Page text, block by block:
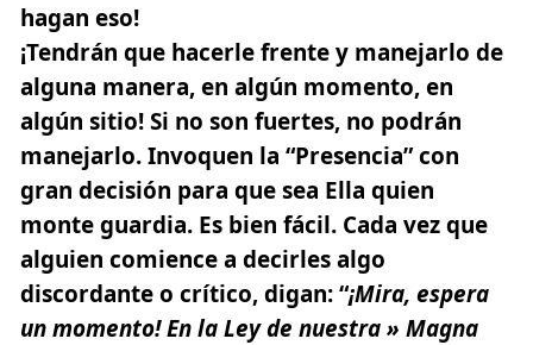
hagan eso!
¡Tendrán que hacerle frente y manejarlo de
alguna manera, en algún momento, en
algún sitio! Si no son fuertes, no podrán
manejarlo. Invoquen la “Presencia” con
gran decisión para que sea Ella quien
monte guardia. Es bien fácil. Cada vez que
alguien comience a decirles algo
discordante o crítico, digan: “¡Mira, espera
un momento! En la Ley de nuestra » Magna